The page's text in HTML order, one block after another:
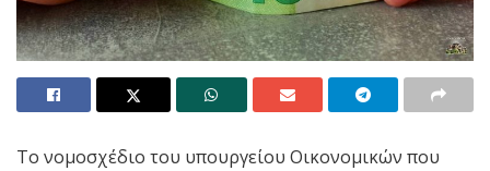
Το νομοσχέδιο του υπουργείου Οικονομικών που